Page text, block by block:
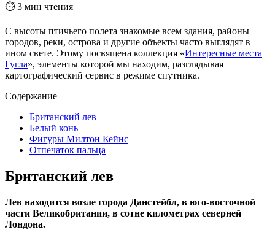
⏱ 3 мин чтения
С высоты птичьего полета знакомые всем здания, районы
городов, реки, острова и другие объекты часто выглядят в
ином свете. Этому посвящена коллекция «Интересные места
Гугла», элементы которой мы находим, разглядывая
картографический сервис в режиме спутника.
Содержание
Британский лев
Белый конь
Фигуры Милтон Кейнс
Отпечаток пальца
Британский лев
Лев находится возле города Данстейбл, в юго-восточной
части Великобритании, в сотне километрах северней
Лондона.